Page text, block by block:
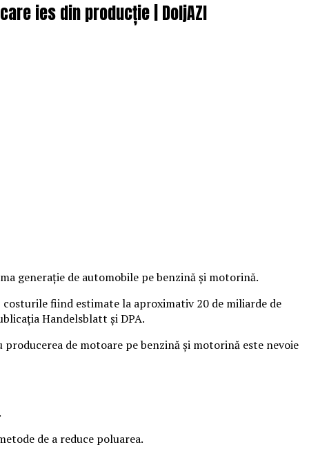
care ies din producție | DoljAZI
generaţie de automobile pe benzină şi motorină.
fiind estimate la aproximativ 20 de miliarde de
Handelsblatt şi DPA.
de motoare pe benzină şi motorină este nevoie
de a reduce poluarea.